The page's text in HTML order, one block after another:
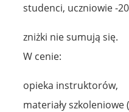
studenci, uczniowie -
zniżki nie sumują się.
W cenie:
opieka instruktorów,
materiały szkoleniowe